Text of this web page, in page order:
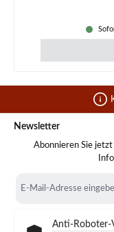
Newsletter
Abonnieren Sie
Mail-
Anti-Roboter-